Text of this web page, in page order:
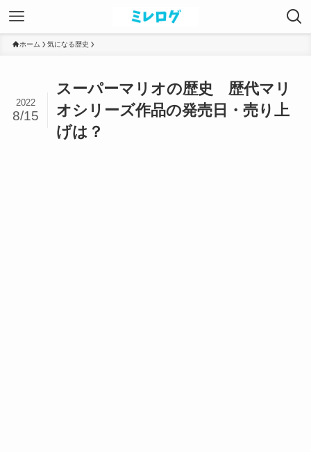
ホーム 気になる歴史
スーパーマリオの歴史 歴代マリ
オシリーズ作品の発売日・売り上
げは？
2022
8/15